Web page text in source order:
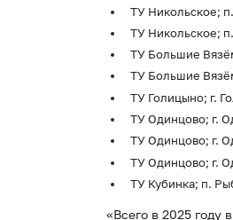
ТУ Никольское;
ТУ Никольское;
ТУ Большие
ТУ Большие
ТУ Голицыно; г.
ТУ Одинцово; г.
ТУ Одинцово; г.
ТУ Одинцово; г.
ТУ Кубинка; п.
«Всего в 2025 году